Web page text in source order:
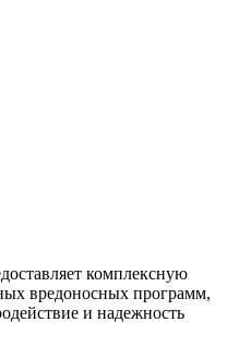
комплексную
вредоносных программ,
и надежность